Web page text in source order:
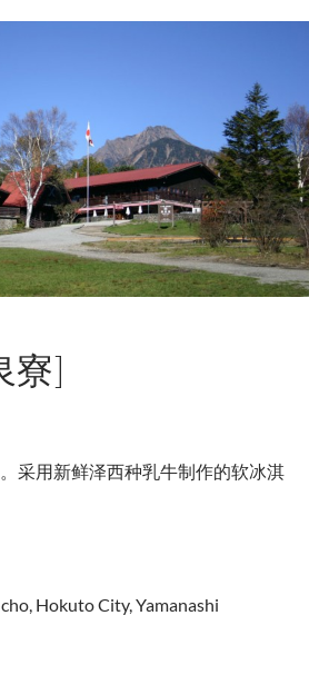
寮]
采用新鲜泽西种乳牛制作的软冰淇
Hokuto City, Yamanashi